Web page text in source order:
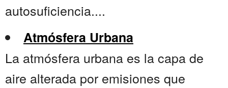
autosuficiencia....
Atmósfera Urbana
La atmósfera urbana es la capa de
aire alterada por emisiones que